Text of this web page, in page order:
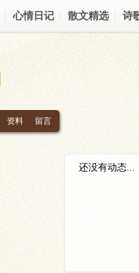
心情日记 散文精选 诗
资料 留言
还没有动态...